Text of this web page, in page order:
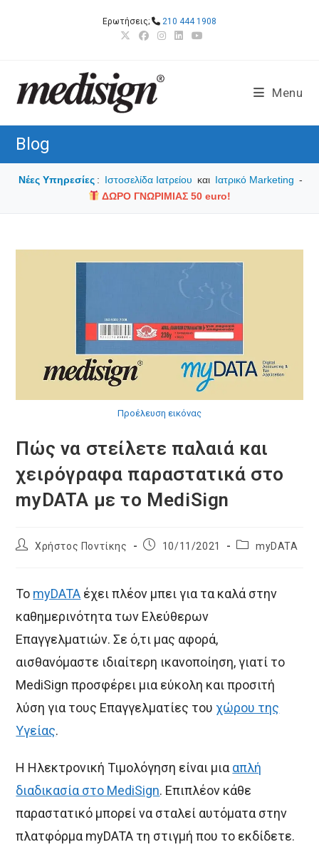
Ερωτήσεις; 210 444 1908
Menu
Blog
Νέες Υπηρεσίες : Ιστοσελίδα Ιατρείου και Ιατρικό Marketing -
ΔΩΡΟ ΓΝΩΡΙΜΙΑΣ 50 euro!
Προέλευση εικόνας
Πώς να στείλετε παλαιά και
χειρόγραφα παραστατικά στο
myDATA με το MediSign
PostΧρήστος Ποντίκης
Post10/11/2021
PostmyDATA
Το myDATA έχει πλέον μπει για τα καλά στην
καθημερινότητα των Ελεύθερων
Επαγγελματιών. Σε ό,τι μας αφορά,
αισθανόμαστε ιδιαίτερη ικανοποίηση, γιατί το
MediSign προσφέρει μια εύκολη και προσιτή
λύση για τους Επαγγελματίες τουχώρου της
Υγείας.
Η Ηλεκτρονική Τιμολόγηση είναι μια απλή
διαδικασία στο MediSign. Επιπλέον κάθε
παραστατικό μπορεί να σταλεί αυτόματα στην
πλατφόρμα myDATA τη στιγμή που το εκδίδετε.